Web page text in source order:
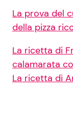
La prova del
della pizza
La ricetta di
calamarata
La ricetta di